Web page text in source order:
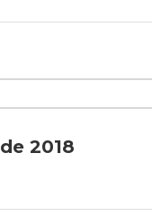
2018